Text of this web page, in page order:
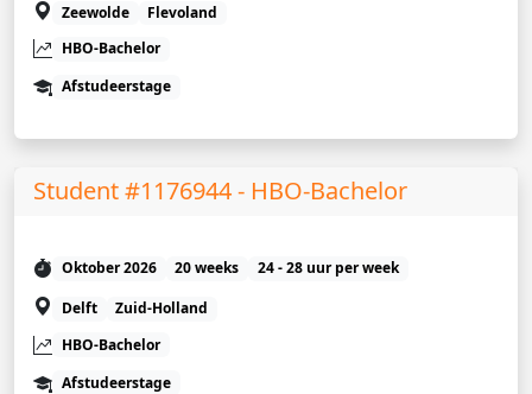
Zeewolde
Flevoland
HBO-Bachelor
Afstudeerstage
Student #1176944 - HBO-Bachelor
Oktober 2026 20 weeks
24 - 28 uur per week
Delft
Zuid-Holland
HBO-Bachelor
Afstudeerstage